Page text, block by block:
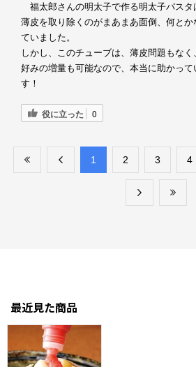
福太郎さんの明太子で作る明太子パスタ
薄皮を取り除くのがまあまあ面倒、何とか
ていました。
しかし、このチューブは、薄皮問題もな
好みの増量も可能なので、本当に助かって
す！
役に立った 0
​1 ​2 ​3 ​4
最近見た商品